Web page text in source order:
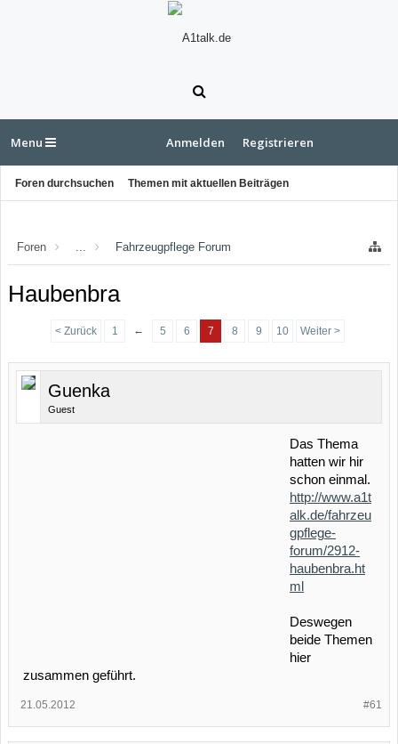
Menu
Foren durchsuchen Themen mit aktuellen Beiträgen
Anmelden Registrieren
Foren ... Fahrzeugpflege Forum
Haubenbra
< Zurück 1 ← 5 6 7 8 9 10 Weiter >
Guenka
Guest
Das Thema
hatten wir hir
schon einmal.
http://www.a1t
alk.de/fahrzeu
gpflege-
forum/2912-
haubenbra.ht
ml
Deswegen
beide Themen
hier
zusammen geführt.
#61
21.05.2012